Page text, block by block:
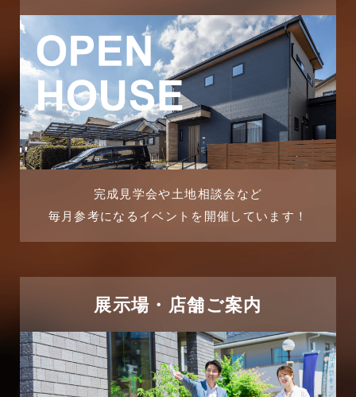
ピアラシティ店-ブログ
ブログ
マンション経営活用事例
よくある質問
リフォーム-ブログ
三郷中央駅店-ブログ
三郷市
2025年11月
2025年10月
2025年9月
2025年8月
2025年6月
2025年3月
2025年2月
完成見学会や土地相談会など
毎月参考になるイベントを開催しています！
展示場・店舗ご案内